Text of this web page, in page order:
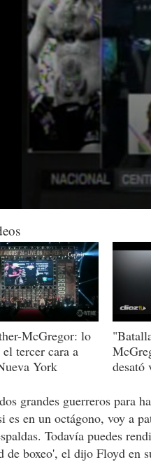
McGregor: lo
tercer cara a
York
desató
grandes guerreros para
es en un octágono, voy a
Todavía puedes
de boxeo', el dijo Floyd en